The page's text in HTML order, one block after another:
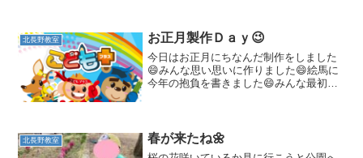
北長野教室 お正月製作Ｄａｙ😉
今日はお正月にちなんだ制作をしました
😄みんな思い思いに作りました😄絵馬に
今年の抱負を書きました😄みんな最初は
たいです❕」などの他に...
北長野教室 春が来たね🌼